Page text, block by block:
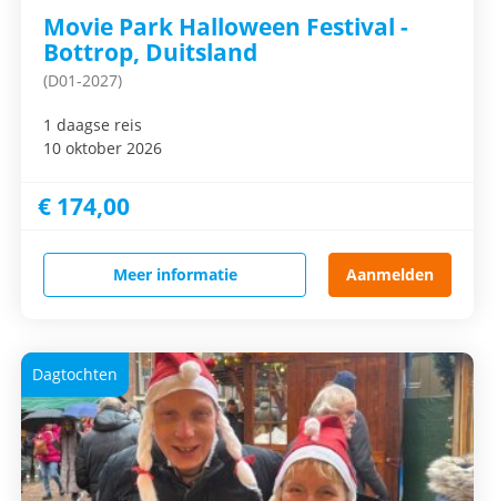
Movie Park Halloween Festival -
Bottrop, Duitsland
(D01-2027)
1 daagse reis
10 oktober 2026
€ 174,00
Meer informatie Aanmelden
Dagtochten